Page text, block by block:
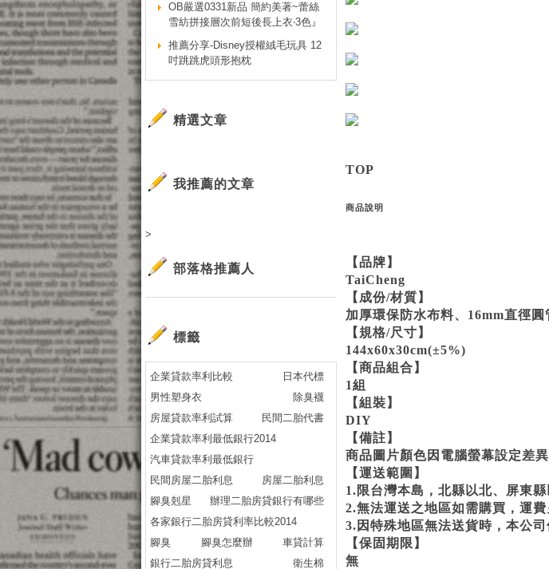
TOP
商品說明
【品牌】
TaiCheng
【成份/材質】
加厚環保防水布料、16mm直徑
【規格/尺寸】
144x60x30cm(±5%)
【商品組合】
1組
【組裝】
DIY
【備註】
商品圖片顏色因電腦螢幕設定差
【運送範圍】
1.限台灣本島，北縣以北、屏東
2.無法運送之地區如需購買，運
3.因特殊地區無法送貨時，本公司
【保固期限】
無
OB嚴選0331新品 簡約美著~蕾絲
雪紡拼接層次前短後長上衣‧3色』
推薦分享-Disney授權絨毛玩具 12
吋跳跳虎頭形抱枕
精選文章
我推薦的文章
>
部落格推薦人
標籤
企業貸款率利比較
日本代標
男性塑身衣
除臭襪
房屋貸款率利試算
民間二胎代書
企業貸款率利最低銀行2014
汽車貸款率利最低銀行
民間房屋二胎利息
房屋二胎利息
腳臭剋星
辦理二胎房貸銀行有哪些
各家銀行二胎房貸利率比較2014
腳臭
腳臭怎麼辦
車貸計算
銀行二胎房貸利息
衛生棉